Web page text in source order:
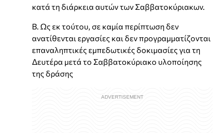
κατά τη διάρκεια αυτών των Σαββατοκύριακων.
Β. Ως εκ τούτου, σε καμία περίπτωση δεν
ανατίθενται εργασίες και δεν προγραμματίζονται
επαναληπτικές εμπεδωτικές δοκιμασίες για τη
Δευτέρα μετά το Σαββατοκύριακο υλοποίησης
της δράσης